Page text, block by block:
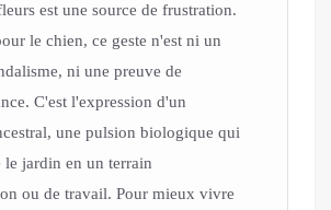
est une source de frustration.
le chien, ce geste n'est ni un
ni une preuve de
C'est l'expression d'un
une pulsion biologique qui
le jardin en un terrain
ou de travail. Pour mieux vivre